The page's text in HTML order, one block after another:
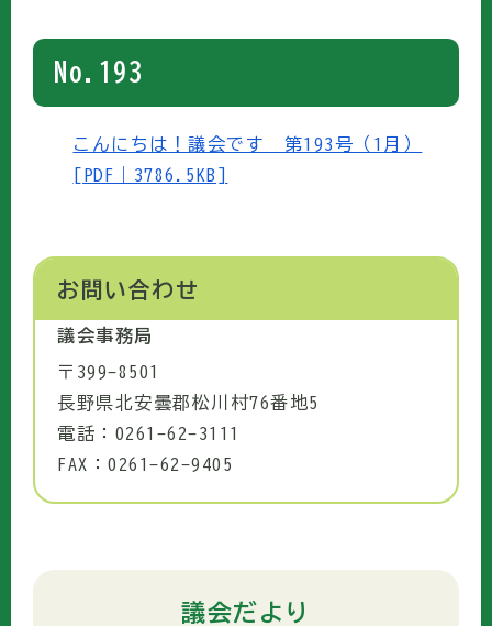
No.193
こんにちは！議会です 第193号（1月）
[PDF｜3786.5KB]
お問い合わせ
議会事務局
〒399-8501
長野県北安曇郡松川村76番地5
電話：0261-62-3111
FAX：0261-62-9405
議会だより